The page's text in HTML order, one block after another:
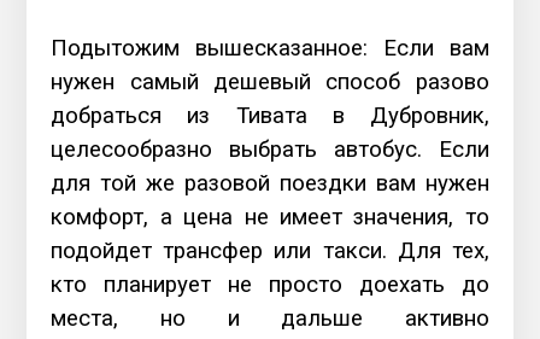
Подытожим вышесказанное: Если вам
нужен самый дешевый способ разово
добраться из Тивата в Дубровник,
целесообразно выбрать автобус. Если
для той же разовой поездки вам нужен
комфорт, а цена не имеет значения, то
подойдет трансфер или такси. Для тех,
кто планирует не просто доехать до
места, но и дальше активно